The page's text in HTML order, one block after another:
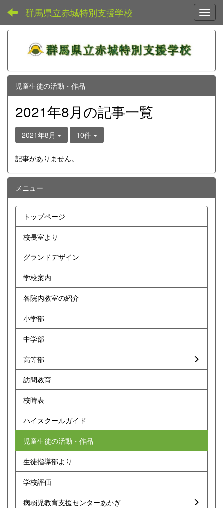
群馬県立赤城特別支援学校
児童生徒の活動・作品
2021年8月の記事一覧
2021年8月 10件
記事がありません。
メニュー
トップページ
校長室より
グランドデザイン
学校案内
各院内教室の紹介
小学部
中学部
高等部
訪問教育
校時表
ハイスクールガイド
児童生徒の活動・作品
生徒指導部より
学校評価
病弱児教育支援センターあかぎ